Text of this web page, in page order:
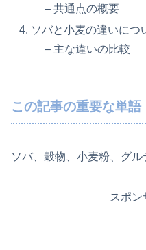
– 共通点の概要
ソバと小麦の違いにつ
– 主な違いの比較
この記事の重要な単語
ソバ、穀物、小麦粉、グ
スポン